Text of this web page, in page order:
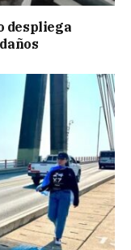
despliega